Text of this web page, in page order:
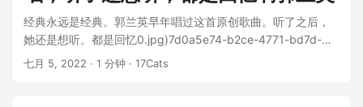
经典永远是经典。郭兰英早年唱过这首原创歌曲。听了之后，
她还是想听。都是回忆0.jpg)7d0a5e74-b2ce-4771-bd7d-
85d...
七月 5, 2022 · 1 分钟 · 17Cats